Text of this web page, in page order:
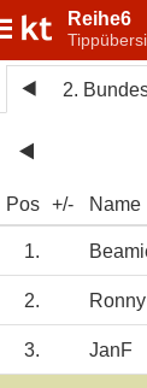
Reihe6
2.
Pos +/- Name
1.
2. Ronny
3. JanF